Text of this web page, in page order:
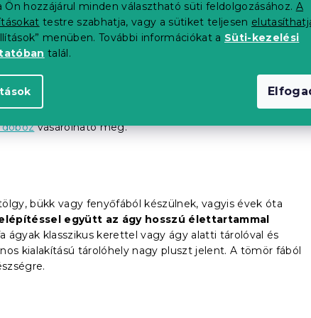
Ön hozzájárul minden választható süti feldolgozásához. A
testre szabhatja, vagy a sütiket teljesen
menüben. További információkat a Süti-kezelési
talál.
25 cm
szilárdan áll a padlón. A klasszikus ágyak általában
amelyre a matracot ráhelyezik.
Érdekes dizájnnal és
lehet, hogy nincs tárhelye. Ne essen kétségbe. A
vásárolható meg.
bükk vagy fenyőfából készülnek, vagyis évek óta
együtt az ágy hosszú élettartammal
ágyak klasszikus kerettel vagy ágy alatti tárolóval és
kialakítású tárolóhely nagy pluszt jelent. A tömör fából